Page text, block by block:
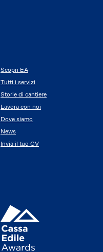
Scopri EA
Tutti i servizi
Storie di cantiere
Lavora con noi
Dove siamo
News
Invia il tuo CV